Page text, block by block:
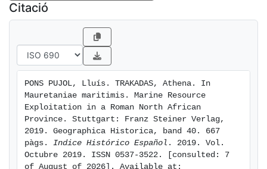
Citació
PONS PUJOL, Lluís. TRAKADAS, Athena. In
Mauretaniae maritimis. Marine Resource
Exploitation in a Roman North African
Province. Stuttgart: Franz Steiner Verlag,
2019. Geographica Historica, band 40. 667
pàgs. Indice Histórico Español . 2019. Vol.
Octubre 2019. ISSN 0537-3522. [consulted: 7
of August of 2026]. Available at: